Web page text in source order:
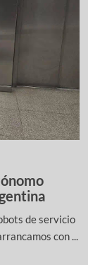
de servicio
con ...